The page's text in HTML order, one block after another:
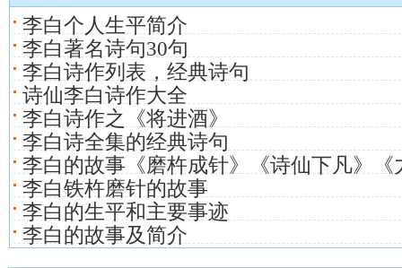
李白个人生平简介
李白著名诗句30句
李白诗作列表，经典诗句
诗仙李白诗作大全
李白诗作之《将进酒》
李白诗全集的经典诗句
李白的故事《磨杵成针》《诗仙下凡》《
李白铁杵磨针的故事
李白的生平和主要事迹
李白的故事及简介